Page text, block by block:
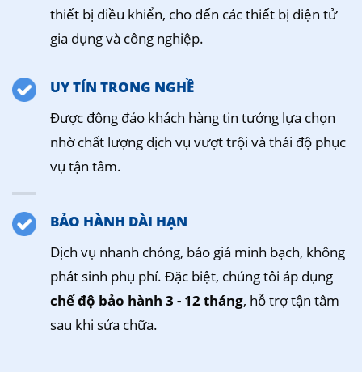
thiết bị điều khiển, cho đến các thiết bị điện tử
gia dụng và công nghiệp.
UY TÍN TRONG NGHỀ
Được đông đảo khách hàng tin tưởng lựa chọn
nhờ chất lượng dịch vụ vượt trội và thái độ phục
vụ tận tâm.
BẢO HÀNH DÀI HẠN
Dịch vụ nhanh chóng, báo giá minh bạch, không
phát sinh phụ phí. Đặc biệt, chúng tôi áp dụng
chế độ bảo hành 3 - 12 tháng, hỗ trợ tận tâm
sau khi sửa chữa.